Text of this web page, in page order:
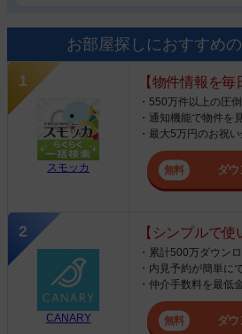
お部屋探しにおすすめ
スモッカ
【物件情報を毎
・550万件以上の圧
・通知機能で物件を
・最大5万円のお祝
ダ
CANARY
【シンプルで使
・累計500万ダウン
・内見予約が簡単に
・仲介手数料を最低
ダ